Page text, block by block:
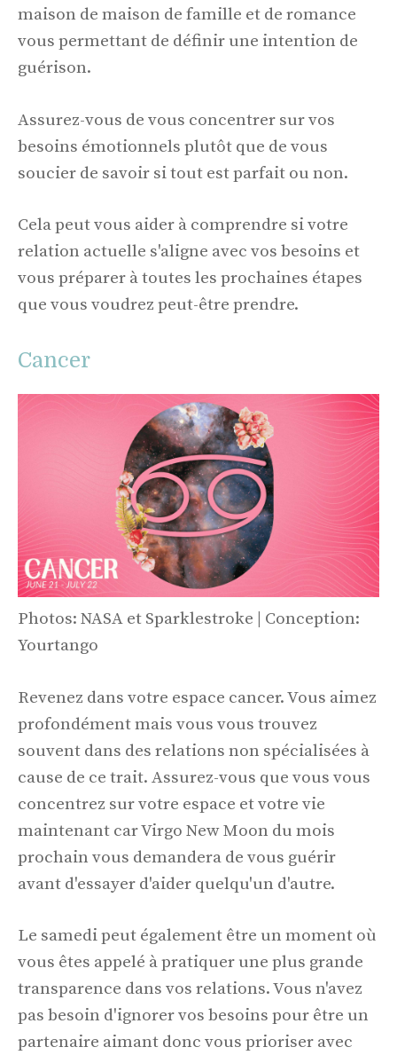
maison de maison de famille et de romance
vous permettant de définir une intention de
guérison.
Assurez-vous de vous concentrer sur vos
besoins émotionnels plutôt que de vous
soucier de savoir si tout est parfait ou non.
Cela peut vous aider à comprendre si votre
relation actuelle s'aligne avec vos besoins et
vous préparer à toutes les prochaines étapes
que vous voudrez peut-être prendre.
Cancer
Photos: NASA et Sparklestroke | Conception:
Yourtango
Revenez dans votre espace cancer. Vous aimez
profondément mais vous vous trouvez
souvent dans des relations non spécialisées à
cause de ce trait. Assurez-vous que vous vous
concentrez sur votre espace et votre vie
maintenant car Virgo New Moon du mois
prochain vous demandera de vous guérir
avant d'essayer d'aider quelqu'un d'autre.
Le samedi peut également être un moment où
vous êtes appelé à pratiquer une plus grande
transparence dans vos relations. Vous n'avez
pas besoin d'ignorer vos besoins pour être un
partenaire aimant donc vous prioriser avec